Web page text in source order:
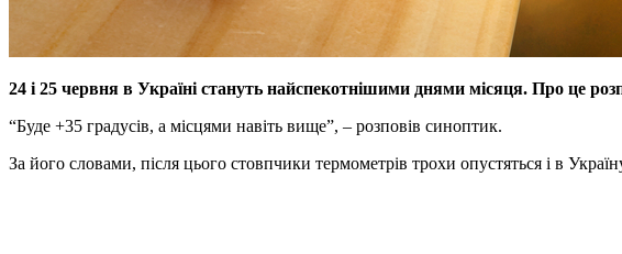
24 і 25 червня в Україні стануть найспекотнішими днями місяця. Про це
“Буде +35 градусів, а місцями навіть вище”, – розповів синоптик.
За його словами, після цього стовпчики термометрів трохи опустяться і в